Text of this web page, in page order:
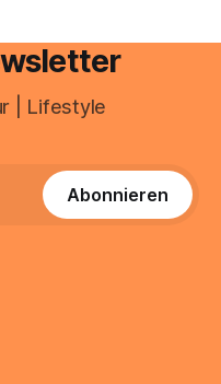
| Lifestyle
Abonnieren